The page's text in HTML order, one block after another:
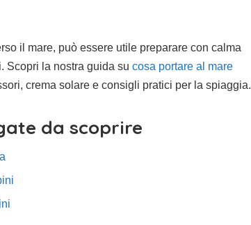
il mare, può essere utile preparare con calma
Scopri la nostra guida su cosa portare al mare
crema solare e consigli pratici per la spiaggia.
da scoprire